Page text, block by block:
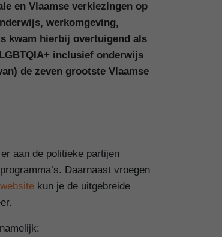
en Vlaamse verkiezingen op
werkomgeving,
kwam hierbij overtuigend als
inclusief onderwijs
de zeven grootste Vlaamse
aan de politieke partijen
Daarnaast vroegen
kun je de uitgebreide